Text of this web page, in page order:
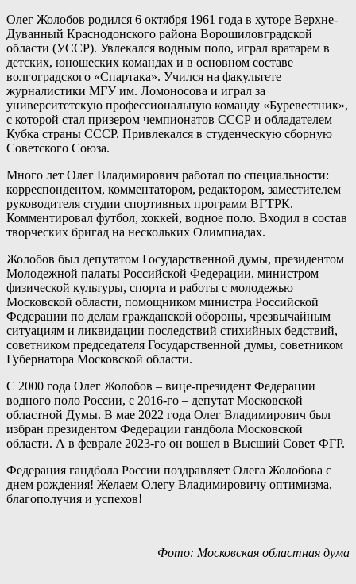
Олег Жолобов родился 6 октября 1961 года в хуторе Верхне-
Дуванный Краснодонского района Ворошиловградской
области (УССР). Увлекался водным поло, играл вратарем в
детских, юношеских командах и в основном составе
волгоградского «Спартака». Учился на факультете
журналистики МГУ им. Ломоносова и играл за
университетскую профессиональную команду «Буревестник»,
с которой стал призером чемпионатов СССР и обладателем
Кубка страны СССР. Привлекался в студенческую сборную
Советского Союза.
Много лет Олег Владимирович работал по специальности:
корреспондентом, комментатором, редактором, заместителем
руководителя студии спортивных программ ВГТРК.
Комментировал футбол, хоккей, водное поло. Входил в состав
творческих бригад на нескольких Олимпиадах.
Жолобов был депутатом Государственной думы, президентом
Молодежной палаты Российской Федерации, министром
физической культуры, спорта и работы с молодежью
Московской области, помощником министра Российской
Федерации по делам гражданской обороны, чрезвычайным
ситуациям и ликвидации последствий стихийных бедствий,
советником председателя Государственной думы, советником
Губернатора Московской области.
С 2000 года Олег Жолобов – вице-президент Федерации
водного поло России, с 2016-го – депутат Московской
областной Думы. В мае 2022 года Олег Владимирович был
избран президентом Федерации гандбола Московской
области. А в феврале 2023-го он вошел в Высший Совет ФГР.
Федерация гандбола России поздравляет Олега Жолобова с
днем рождения! Желаем Олегу Владимировичу оптимизма,
благополучия и успехов!
Фото: Московская областная дума